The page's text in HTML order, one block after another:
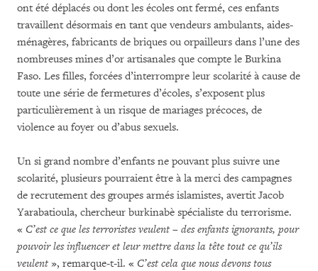
ont été déplacés ou dont les écoles ont fermé, ces enfants
travaillent désormais en tant que vendeurs ambulants, aides-
ménagères, fabricants de briques ou orpailleurs dans l’une des
nombreuses mines d’or artisanales que compte le Burkina
Faso. Les filles, forcées d’interrompre leur scolarité à cause de
toute une série de fermetures d’écoles, s’exposent plus
particulièrement à un risque de mariages précoces, de
violence au foyer ou d’abus sexuels.
Un si grand nombre d’enfants ne pouvant plus suivre une
scolarité, plusieurs pourraient être à la merci des campagnes
de recrutement des groupes armés islamistes, avertit Jacob
Yarabatioula, chercheur burkinabè spécialiste du terrorisme.
« C’est ce que les terroristes veulent – des enfants ignorants, pour
pouvoir les influencer et leur mettre dans la tête tout ce qu’ils
veulent », remarque-t-il. « C’est cela que nous devons tous